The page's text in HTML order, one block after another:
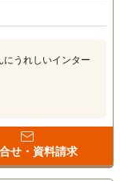
にうれしいインター
せ・資料請求